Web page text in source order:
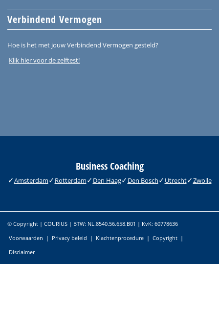
Verbindend Vermogen
Hoe is het met jouw Verbindend Vermogen gesteld?
Klik hier voor de zelftest!
Business Coaching
Amsterdam Rotterdam Den Haag Den Bosch Utrecht Zwolle
© Copyright | COURIUS | BTW: NL.8540.56.658.B01 | KvK: 60778636
Voorwaarden | Privacy beleid | Klachtenprocedure | Copyright |
Disclaimer